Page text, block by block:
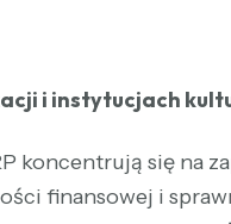
i instytucjach
koncentrują się na
finansowej i